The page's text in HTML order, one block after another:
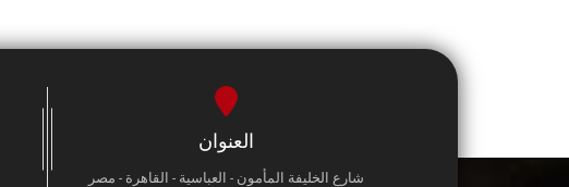
العنوان
شارع الخليفة المأمون - العباسية - القاهرة - مصر